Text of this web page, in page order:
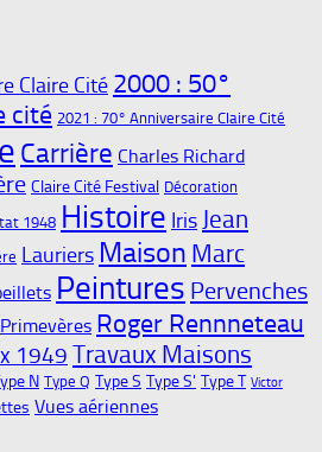
Claire Cité 2000 : 50°
cité 2021 : 70° Anniversaire Claire Cité
Carrière Charles Richard
Claire Cité Festival Décoration
1948 Histoire Iris Jean
Lauriers Maison Marc
Peintures Pervenches
Primevères Roger Rennneteau
1949 Travaux Maisons
N Type Q Type S Type S' Type T Victor
Vues aériennes